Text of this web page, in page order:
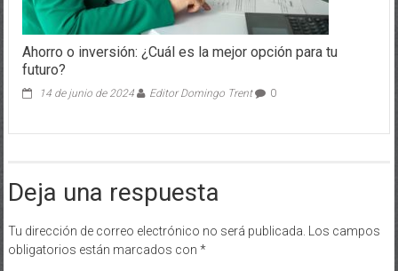
Ahorro o inversión: ¿Cuál es la mejor opción para tu
futuro?
14 de junio de 2024 Editor Domingo Trent 0
Deja una respuesta
Tu dirección de correo electrónico no será publicada.
Los campos
obligatorios están marcados con *